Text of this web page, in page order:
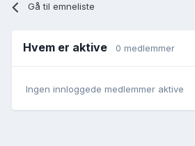
Gå til emneliste
Hvem er aktive 0 medlemmer
Ingen innloggede medlemmer aktive